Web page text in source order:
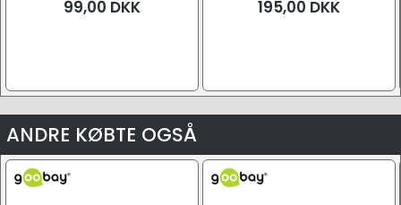
99,00 DKK 195,00 DKK
ANDRE KØBTE OGSÅ